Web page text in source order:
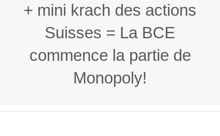
+ mini krach des actions
Suisses = La BCE
commence la partie de
Monopoly!